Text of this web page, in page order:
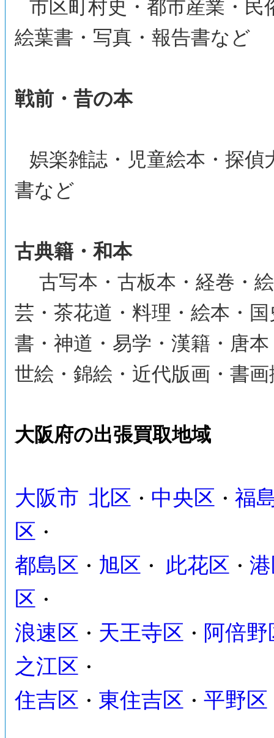
市区町村史・都市産業・民
絵葉書・写真・報告書など
戦前・昔の本
娯楽雑誌・児童絵本・探
書など
古典籍・和本
古写本・古板本・経巻・
芸・茶花道・料理・絵本・
書・神道・易学・漢籍・唐
世絵・錦絵・近代版画・書
大阪府の出張買取地域
大阪市 北区 ・ 中央区 ・ 福
区 ・
都島区 ・ 旭区 ・ 此花区 ・
区 ・
浪速区 ・ 天王寺区 ・ 阿倍野
之江区 ・
住吉区 ・ 東住吉区 ・ 平野区